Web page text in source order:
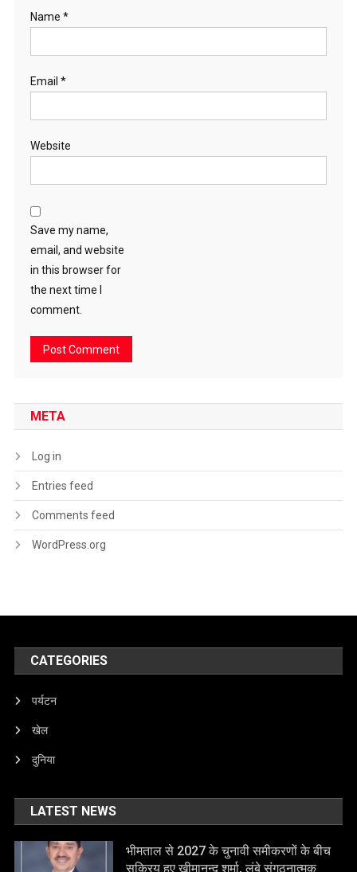
Name *
Email *
Website
Save my name,
email, and website
in this browser for
the next time I
comment.
META
Log in
Entries feed
Comments feed
WordPress.org
CATEGORIES
पर्यटन
खेल
दुनिया
LATEST NEWS
भीमताल से 2027 के चुनावी समीकरणों के बीच
सक्रिय हुए खीमानन्द शर्मा, लंबे संगठनात्मक